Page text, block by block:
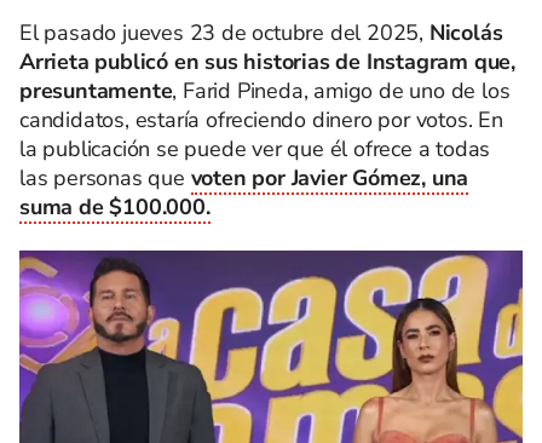
El pasado jueves 23 de octubre del 2025, Nicolás
Arrieta publicó en sus historias de Instagram que,
presuntamente, Farid Pineda, amigo de uno de los
candidatos, estaría ofreciendo dinero por votos. En
la publicación se puede ver que él ofrece a todas
las personas que voten por Javier Gómez, una
suma de $100.000.